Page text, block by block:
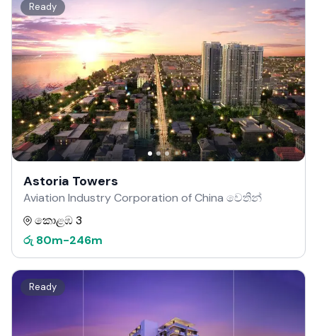
Ready
Astoria Towers
Aviation Industry Corporation of China වෙතින්
කොළඹ 3
රු 80m-246m
Ready